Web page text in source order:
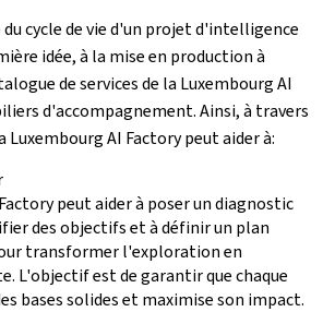
cycle de vie d'un projet d'intelligence
idée, à la mise en production à
de services de la Luxembourg AI
d'accompagnement. Ainsi, à travers
Luxembourg AI Factorypeut aider à:
peut aider à poser un diagnostic
des objectifs et à définir un plan
transformer l'exploration en
L'objectif est de garantir que chaque
bases solides et maximise son impact.